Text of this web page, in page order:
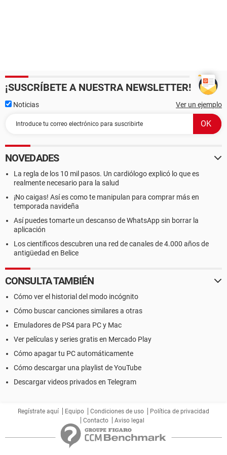
Dispositivos de arranque Floppy Disk, Hard Disk, CD-ROM,
ATAPI ZIP, LS-120
Funciones disponibles Flash BIOS, Shadow BIOS, Selectable
Boot, EDD
Posibilidades de expansión ISA, PCI, AGP, USB
[ Sistema ]
Propiedades del Sistema:
Fabricante VIA Technologies, Inc.
Producto KM266A-8235
Tipo de arranque Botón marcha/parada
[ Placa base ]
Propiedades de la Placa Base:
Producto KM266A-8235
¡SUSCRÍBETE A NUESTRA NEWSLETTER!
Noticias Ver un ejemplo
NOVEDADES
La regla de los 10 mil pasos. Un cardiólogo explicó lo que es
realmente necesario para la salud
¡No caigas! Así es como te manipulan para comprar más en
temporada navideña
Así puedes tomarte un descanso de WhatsApp sin borrar la
aplicación
Los científicos descubren una red de canales de 4.000 años de
antigüedad en Belice
CONSULTA TAMBIÉN
Cómo ver el historial del modo incógnito
Cómo buscar canciones similares a otras
Emuladores de PS4 para PC y Mac
Ver películas y series gratis en Mercado Play
Cómo apagar tu PC automáticamente
Cómo descargar una playlist de YouTube
Descargar videos privados en Telegram
Regístrate aquí Equipo Condiciones de uso
Política de privacidad
Contacto
Aviso legal